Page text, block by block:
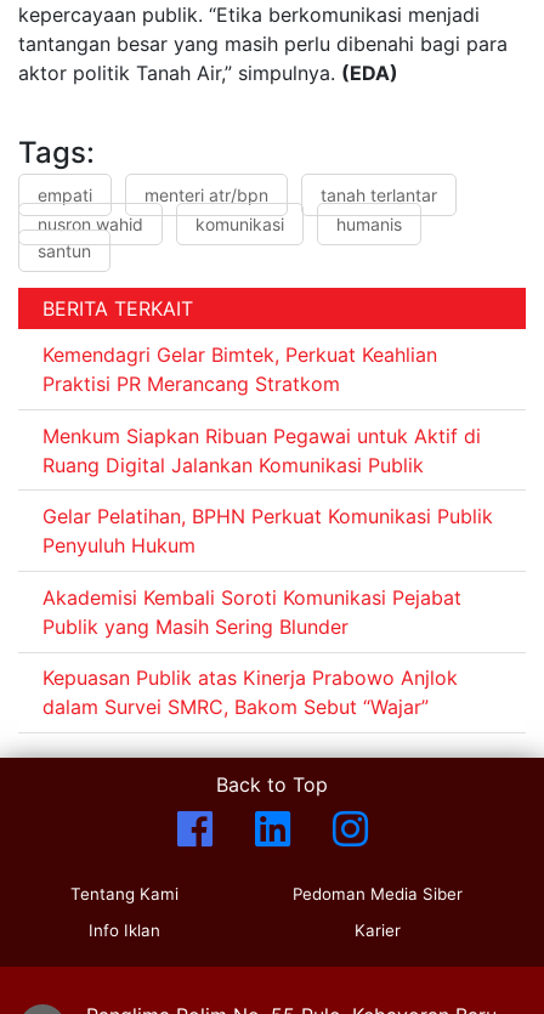
kepercayaan publik. “Etika berkomunikasi menjadi
tantangan besar yang masih perlu dibenahi bagi para
aktor politik Tanah Air,” simpulnya. (EDA)
Tags:
empati menteri atr/bpn
tanah terlantar
nusron wahid
komunikasi
humanis
santun
BERITA TERKAIT
Kemendagri Gelar Bimtek, Perkuat Keahlian
Praktisi PR Merancang Stratkom
Menkum Siapkan Ribuan Pegawai untuk Aktif di
Ruang Digital Jalankan Komunikasi Publik
Gelar Pelatihan, BPHN Perkuat Komunikasi Publik
Penyuluh Hukum
Akademisi Kembali Soroti Komunikasi Pejabat
Publik yang Masih Sering Blunder
Kepuasan Publik atas Kinerja Prabowo Anjlok
dalam Survei SMRC, Bakom Sebut “Wajar”
Back to Top
Tentang Kami
Info Iklan
Pedoman Media Siber
Karier